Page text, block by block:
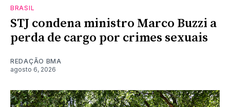
BRASIL
STJ condena ministro Marco Buzzi a
perda de cargo por crimes sexuais
REDAÇÃO BMA
agosto 6, 2026